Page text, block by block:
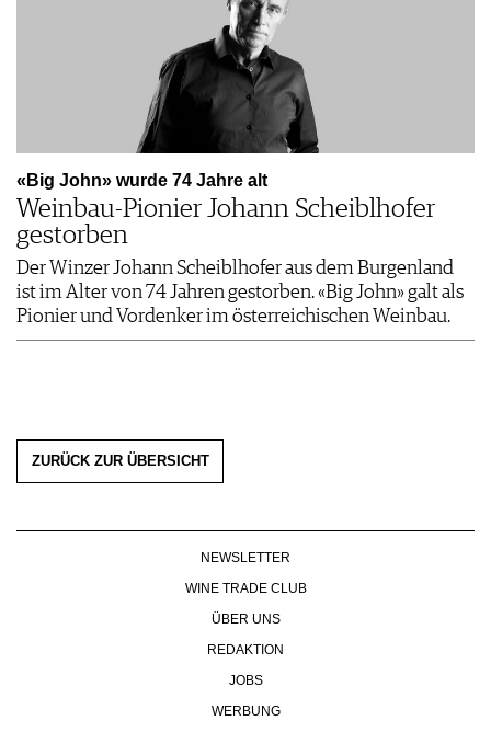
«Big John» wurde 74 Jahre alt
Weinbau-Pionier Johann Scheiblhofer
gestorben
Der Winzer Johann Scheiblhofer aus dem Burgenland
ist im Alter von 74 Jahren gestorben. «Big John» galt als
Pionier und Vordenker im österreichischen Weinbau.
ZURÜCK ZUR ÜBERSICHT
NEWSLETTER
WINE TRADE CLUB
ÜBER UNS
REDAKTION
JOBS
WERBUNG